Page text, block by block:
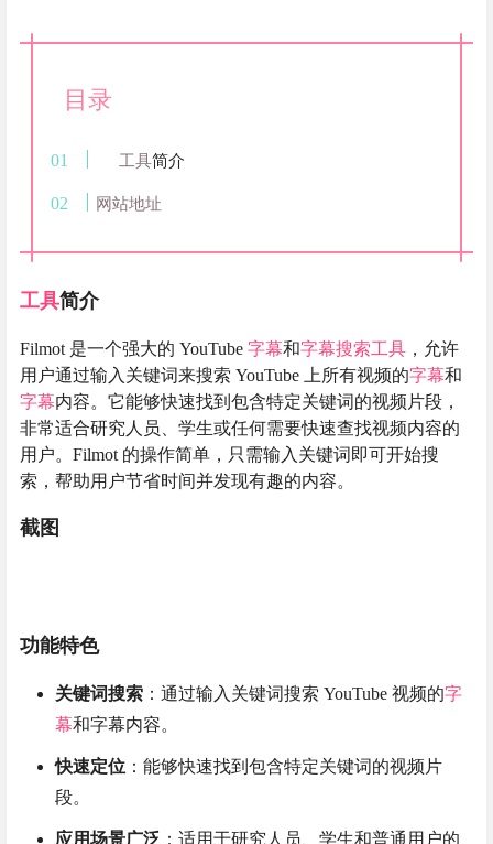
目录
工具简介
网站地址
工具简介
Filmot 是一个强大的 YouTube 字幕和字幕搜索工具 ，允许
用户通过输入关键词来搜索 YouTube 上所有视频的字幕和
字幕内容。它能够快速找到包含特定关键词的视频片段，
非常适合研究人员、学生或任何需要快速查找视频内容的
用户。Filmot 的操作简单，只需输入关键词即可开始搜
索，帮助用户节省时间并发现有趣的内容。
截图
功能特色
关键词搜索 ：通过输入关键词搜索 YouTube 视频的字
幕和字幕内容。
快速定位 ：能够快速找到包含特定关键词的视频片
段。
应用场景广泛 ：适用于研究人员、学生和普通用户的